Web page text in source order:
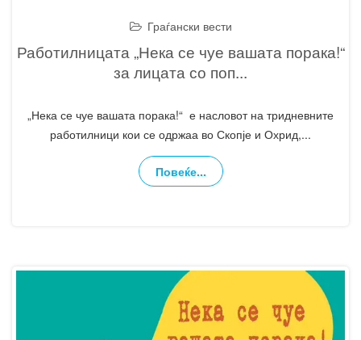
Граѓански вести
Работилницата „Нека се чуе вашата порака!“
за лицата со поп...
„Нека се чуе вашата порака!“ е насловот на тридневните
работилници кои се одржаа во Скопје и Охрид,...
Повеќе...